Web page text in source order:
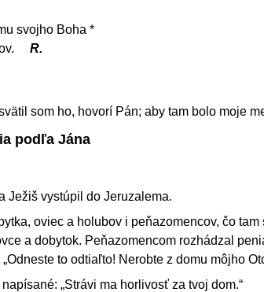
svojho Boha *
R.
som ho, hovorí Pán; aby tam bolo moje
podľa Jána
Ježiš vystúpil do Jeruzalema.
oviec a holubov i peňazomencov, čo
a dobytok. Peňazomencom rozhádzal
to odtiaľto! Nerobte z domu môjho
„Strávi ma horlivosť za tvoj dom.“